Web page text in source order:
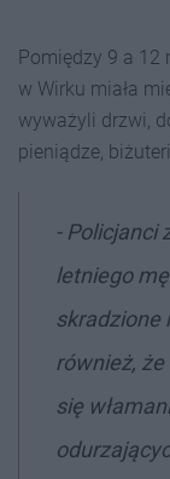
Pomiędzy 9 a 12
w Wirku miała
wyważyli drzwi,
pieniądze,
- Policjanci
letniego
skradzione
również,
się